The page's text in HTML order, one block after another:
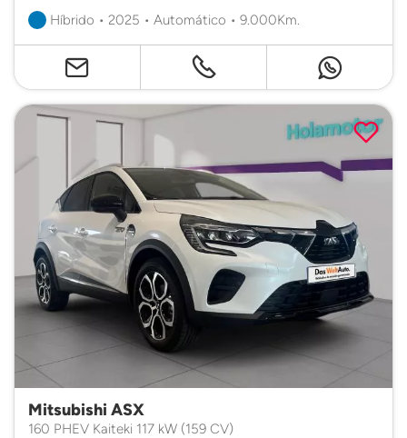
Híbrido • 2025 • Automático • 9.000Km.
Mitsubishi ASX
160 PHEV Kaiteki 117 kW (159 CV)